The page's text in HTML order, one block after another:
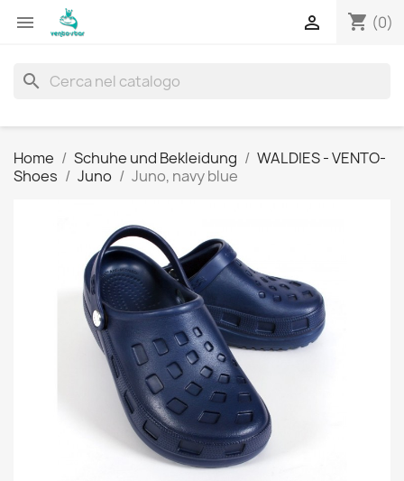
 shopping_cart (0)

search
Home Schuhe und Bekleidung
WALDIES - VENTO-
Shoes
Juno Juno, navy blue